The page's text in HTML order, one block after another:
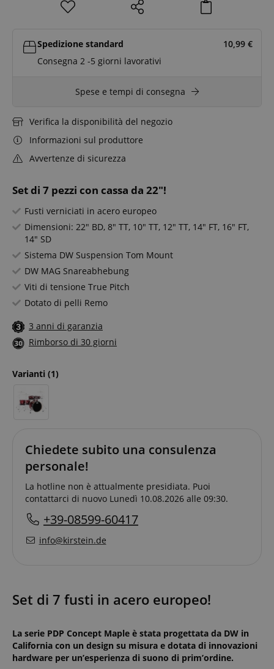
Set di 7 pezzi con cassa da 22"!
Fusti verniciati in acero europeo
Dimensioni: 22" BD, 8" TT, 10" TT, 12" TT, 14" FT, 16" FT,
14" SD
Sistema DW Suspension Tom Mount
DW MAG Snareabhebung
Viti di tensione True Pitch
Dotato di pelli Remo
3 anni di garanzia
Rimborso di 30 giorni
Varianti (1)
Spedizione standard 10,99 €
Consegna 2 -5 giorni lavorativi
Spese e tempi di consegna
Verifica la disponibilità del negozio
Informazioni sul produttore
Avvertenze di sicurezza
Chiedete subito una consulenza
personale!
La hotline non è attualmente presidiata. Puoi
contattarci di nuovo Lunedì 10.08.2026 alle 09:30.
+39-08599-60417
info@kirstein.de
Set di 7 fusti in acero europeo!
La serie PDP Concept Maple è stata progettata da DW in
California con un design su misura e dotata di innovazioni
hardware per un’esperienza di suono di prim’ordine.